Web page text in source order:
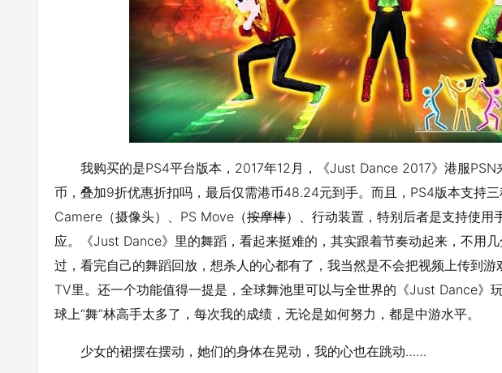
我购买的是PS4平台版本，2017年12月，《Just Dance 2017》港服
币，叠加9折优惠折扣吗，最后仅需港币48.24元到手。而且，PS4版本支持
Camere（摄像头）、PS Move（按摩棒）、行动装置，特别后者是支持使用
应。《Just Dance》里的舞蹈，看起来挺难的，其实跟着节奏动起来，不用
过，看完自己的舞蹈回放，想杀人的心都有了，我当然是不会把视频上传到
TV里。还一个功能值得一提是，全球舞池里可以与全世界的《Just Dance》
球上“舞”林高手太多了，每次我的成绩，无论是如何努力，都是中游水平。
少女的裙摆在摆动，她们的身体在晃动，我的心也在跳动……